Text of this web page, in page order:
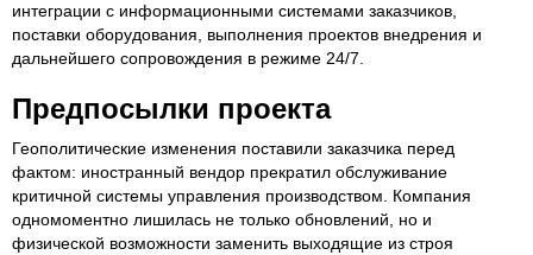
интеграции с информационными системами заказчиков,
поставки оборудования, выполнения проектов внедрения и
дальнейшего сопровождения в режиме 24/7.
Предпосылки проекта
Геополитические изменения поставили заказчика перед
фактом: иностранный вендор прекратил обслуживание
критичной системы управления производством. Компания
одномоментно лишилась не только обновлений, но и
физической возможности заменить выходящие из строя